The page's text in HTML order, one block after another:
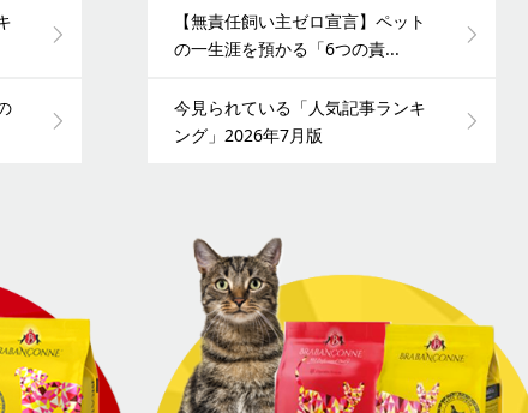
【無責任飼い主ゼロ宣言】ペット
の一生涯を預かる「6つの責...
今見られている「人気記事ランキ
ング」2026年7月版